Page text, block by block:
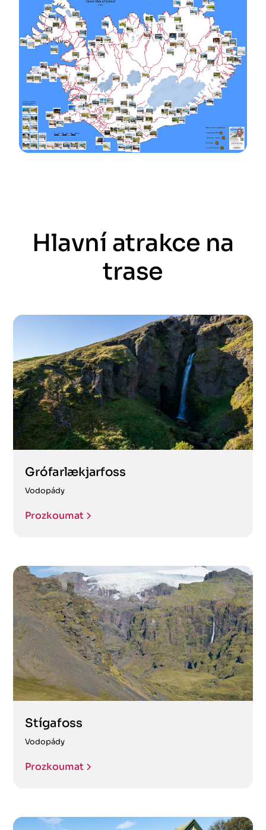
Hlavní atrakce na
trase
Grófarlækjarfoss
Vodopády
Prozkoumat
Stígafoss
Vodopády
Prozkoumat